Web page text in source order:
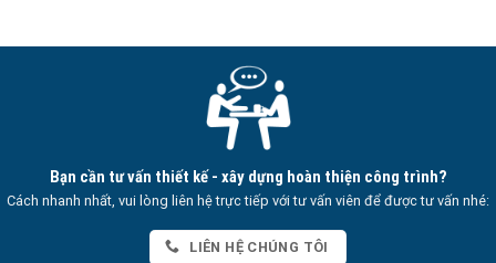
Bạn cần tư vấn thiết kế - xây dựng hoàn thiện công trình?
Cách nhanh nhất, vui lòng liên hệ trực tiếp với tư vấn viên để được tư vấn nhé:
LIÊN HỆ CHÚNG TÔI